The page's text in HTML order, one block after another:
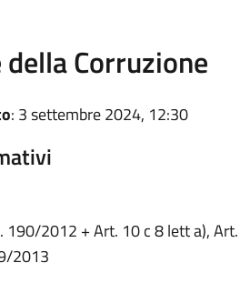
Corruzione
: 3 settembre 2024, 12:30
190/2012 + Art. 10 c 8 lett a),
2013